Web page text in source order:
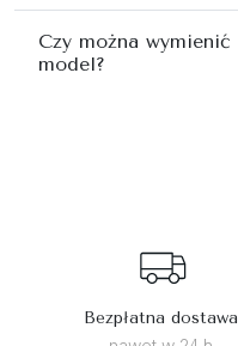
Czy można
model?
Bezpłatna dostawa